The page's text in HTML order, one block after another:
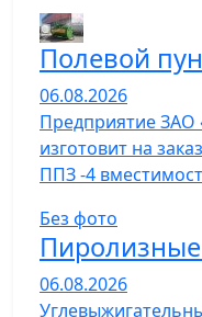
Полевой
06.08.2026
Предприятие ЗАО
изготовит на
ППЗ -4
Без фото
06.08.2026